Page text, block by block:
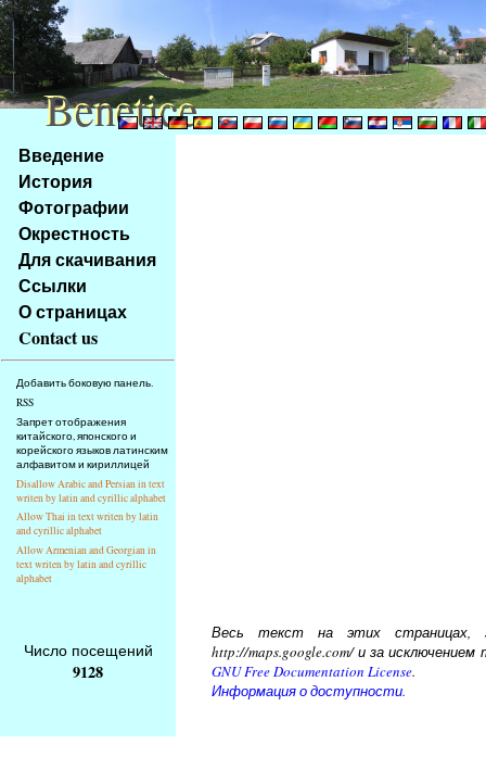
Na
obsah
stránky
Klávesové
zkratky
tomto
webu
základní
strana
Введение
История
Фотографии
Окрестность
Для скачивания
Ссылки
О страницах
Contact us
Добавить боковую панель.
RSS
Запрет отображения
китайского, японского и
корейского языков латинским
алфавитом и кириллицей
Disallow Arabic and Persian in text
writen by latin and cyrillic alphabet
Allow Thai in text writen by latin
and cyrillic alphabet
Allow Armenian and Georgian in
text writen by latin and cyrillic
alphabet
Число посещений
9128
Весь текст на этих страницах,
http://maps.google.com/ и за
GNU Free Documentation License.
Информация о доступности.
Benetice
Benetice